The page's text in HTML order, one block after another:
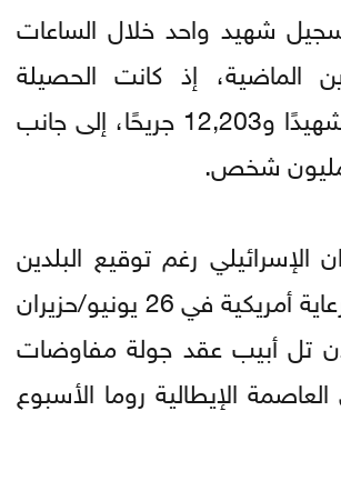
شهيد واحد خلال الساعات
الماضية، إذ كانت الحصيلة
الثلاثاء 4320 شهيدًا و12,203 جريحًا، إلى جانب
مليون شخص.
الإسرائيلي رغم توقيع البلدين
"اتفاق إطار" برعاية أمريكية في 26 يونيو/حزيران
تل أبيب عقد جولة مفاوضات
الإيطالية روما الأسبوع